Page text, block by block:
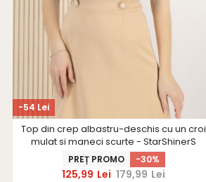
-54 Lei
Top din crep albastru-deschis cu un croi
mulat si maneci scurte - StarShinerS
PREȚ PROMO -30%
125,99 Lei 179,99 Lei